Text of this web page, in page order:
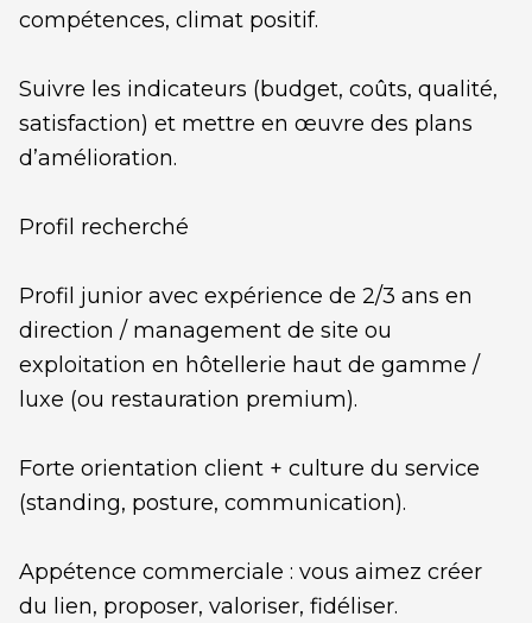
compétences, climat positif.
Suivre les indicateurs (budget, coûts, qualité,
satisfaction) et mettre en œuvre des plans
d’amélioration.
Profil recherché
Profil junior avec expérience de 2/3 ans en
direction / management de site ou
exploitation en hôtellerie haut de gamme /
luxe (ou restauration premium).
Forte orientation client + culture du service
(standing, posture, communication).
Appétence commerciale : vous aimez créer
du lien, proposer, valoriser, fidéliser.